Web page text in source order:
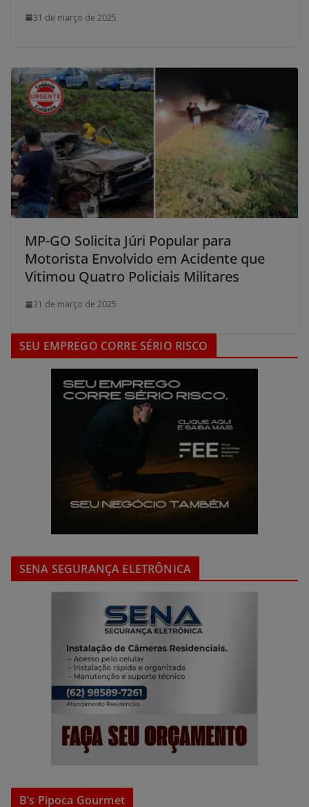
31 de março de 2025
MP-GO Solicita Júri Popular para
Motorista Envolvido em Acidente que
Vitimou Quatro Policiais Militares
31 de março de 2025
SEU EMPREGO CORRE SÉRIO RISCO
SENA SEGURANÇA ELETRÔNICA
B’s Pipoca Gourmet